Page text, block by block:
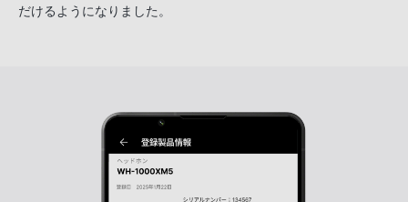
だけるようになりました。